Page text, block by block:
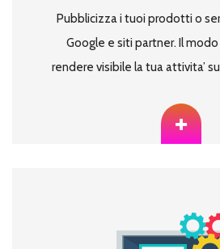
Pubblicizza i tuoi prodotti o
Google e siti partner. Il modo
rendere visibile la tua attivita’